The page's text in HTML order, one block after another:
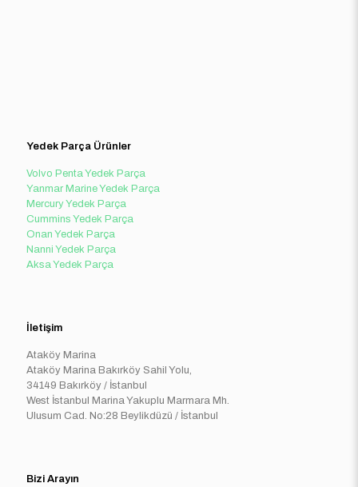
Yedek Parça Ürünler
Volvo Penta Yedek Parça
Yanmar Marine Yedek Parça
Mercury Yedek Parça
Cummins Yedek Parça
Onan Yedek Parça
Nanni Yedek Parça
Aksa Yedek Parça
İletişim
Ataköy Marina
Ataköy Marina Bakırköy Sahil Yolu,
34149 Bakırköy / İstanbul
West İstanbul Marina Yakuplu Marmara Mh.
Ulusum Cad. No:28 Beylikdüzü / İstanbul
Bizi Arayın